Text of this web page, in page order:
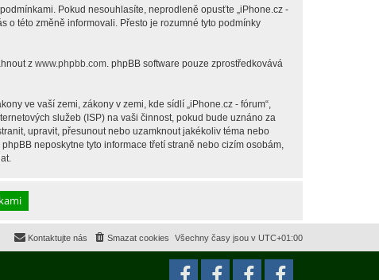
podmínkami. Pokud nesouhlasíte, neprodleně opusťte „iPhone.cz -
o této změně informovali. Přesto je rozumné tyto podmínky
z www.phpbb.com . phpBB software pouze zprostředkovává
ve vaší zemi, zákony v zemi, kde sídlí „iPhone.cz - fórum“,
služeb (ISP) na vaši činnost, pokud bude uznáno za
upravit, přesunout nebo uzamknout jakékoliv téma nebo
neposkytne tyto informace třetí straně nebo cizím osobám,
Všechny časy jsou v UTC+01:00
Smazat cookies
Kontaktujte nás